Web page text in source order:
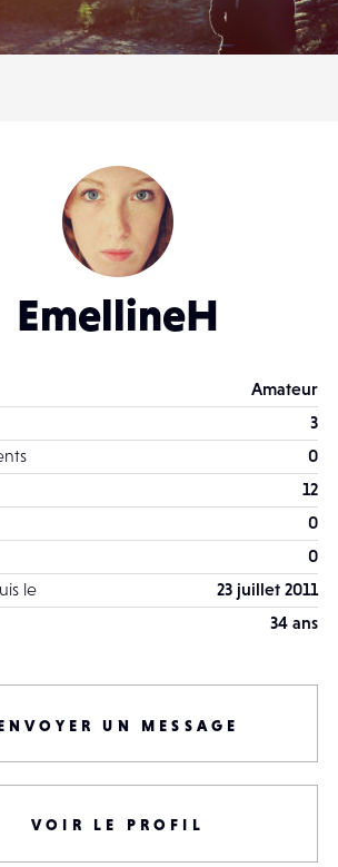
11
EmellineH
Amateur
3
0
12
0
0
le
23 juillet 2011
34 ans
UN MESSAGE
VOIR LE PROFIL